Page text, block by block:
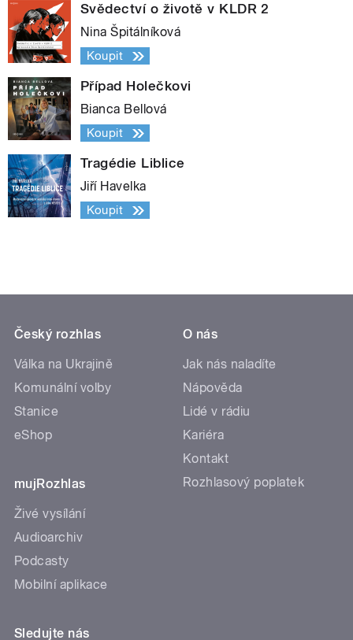
Svědectví o životě v KLDR 2
Nina Špitálníková
Koupit
Případ Holečkovi
Bianca Bellová
Koupit
Tragédie Liblice
Jiří Havelka
Koupit
Český rozhlas
Válka na Ukrajině
Komunální volby
Stanice
eShop
mujRozhlas
Živé vysílání
Audioarchiv
Podcasty
Mobilní aplikace
O nás
Jak nás naladíte
Nápověda
Lidé v rádiu
Kariéra
Kontakt
Rozhlasový poplatek
Sledujte nás